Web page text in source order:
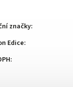
značky:
Edice:
: